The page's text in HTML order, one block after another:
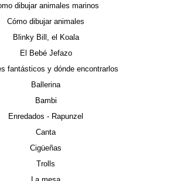
dibujar animales marinos
Cómo dibujar animales
Blinky Bill, el Koala
El Bebé Jefazo
fantásticos y dónde encontrarlos
Ballerina
Bambi
Enredados - Rapunzel
Canta
Cigüeñas
Trolls